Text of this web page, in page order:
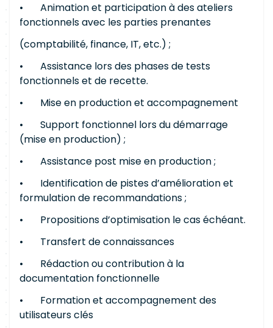
• Animation et participation à des ateliers
fonctionnels avec les parties prenantes
(comptabilité, finance, IT, etc.) ;
• Assistance lors des phases de tests
fonctionnels et de recette.
• Mise en production et accompagnement
• Support fonctionnel lors du démarrage
(mise en production) ;
• Assistance post mise en production ;
• Identification de pistes d’amélioration et
formulation de recommandations ;
• Propositions d’optimisation le cas échéant.
• Transfert de connaissances
• Rédaction ou contribution à la
documentation fonctionnelle
• Formation et accompagnement des
utilisateurs clés